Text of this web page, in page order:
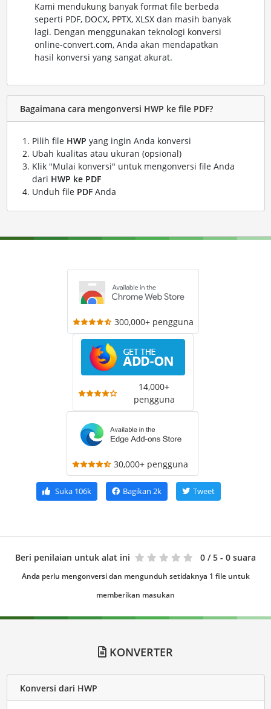
Kami mendukung banyak format file berbeda
seperti PDF, DOCX, PPTX, XLSX dan masih banyak
lagi. Dengan menggunakan teknologi konversi
online-convert.com, Anda akan mendapatkan
hasil konversi yang sangat akurat.
Bagaimana cara mengonversi HWP ke file PDF?
Pilih file HWP yang ingin Anda konversi
Ubah kualitas atau ukuran (opsional)
Klik "Mulai konversi" untuk mengonversi file Anda
dari HWP ke PDF
Unduh file PDFAnda
300,000+ pengguna
14,000+
pengguna
30,000+ pengguna
Suka106k Bagikan 2k Tweet
Beri penilaian untuk alat ini 0 / 5 - 0 suara
Anda perlu mengonversi dan mengunduh setidaknya 1 file untuk
memberikan masukan
KONVERTER
Konversi dari HWP